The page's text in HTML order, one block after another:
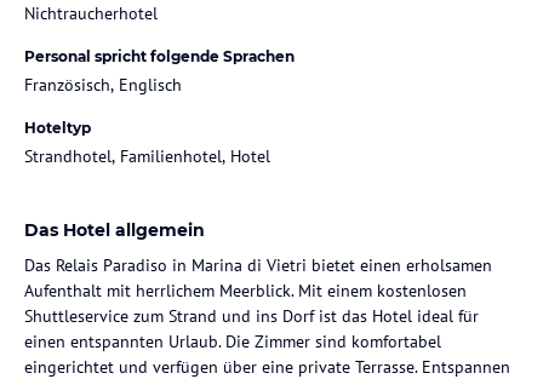
Nichtraucherhotel
Personal spricht folgende Sprachen
Französisch, Englisch
Hoteltyp
Strandhotel, Familienhotel, Hotel
Das Hotel allgemein
Das Relais Paradiso in Marina di Vietri bietet einen erholsamen
Aufenthalt mit herrlichem Meerblick. Mit einem kostenlosen
Shuttleservice zum Strand und ins Dorf ist das Hotel ideal für
einen entspannten Urlaub. Die Zimmer sind komfortabel
eingerichtet und verfügen über eine private Terrasse. Entspannen